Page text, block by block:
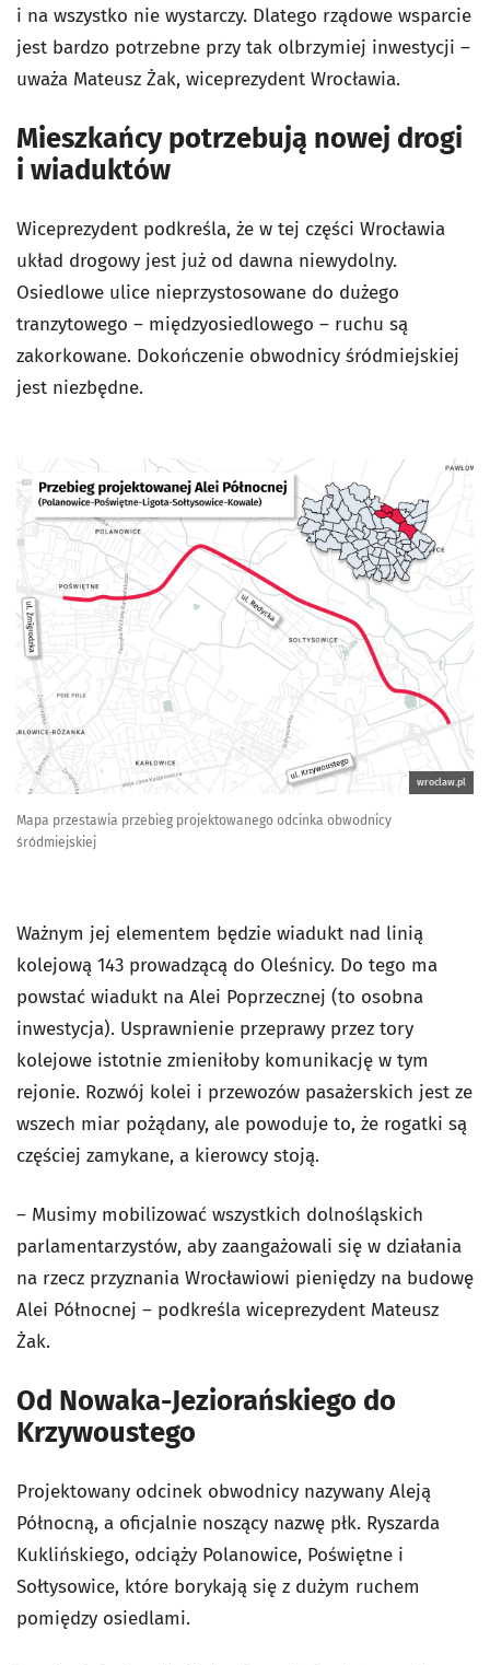
i na wszystko nie wystarczy. Dlatego rządowe wsparcie
jest bardzo potrzebne przy tak olbrzymiej inwestycji –
uważa Mateusz Żak, wiceprezydent Wrocławia.
Mieszkańcy potrzebują nowej drogi
i wiaduktów
Wiceprezydent podkreśla, że w tej części Wrocławia
układ drogowy jest już od dawna niewydolny.
Osiedlowe ulice nieprzystosowane do dużego
tranzytowego – międzyosiedlowego – ruchu są
zakorkowane. Dokończenie obwodnicy śródmiejskiej
jest niezbędne.
wroclaw.pl
Mapa przestawia przebieg projektowanego odcinka obwodnicy
śródmiejskiej
Ważnym jej elementem będzie wiadukt nad linią
kolejową 143 prowadzącą do Oleśnicy. Do tego ma
powstać wiadukt na Alei Poprzecznej (to osobna
inwestycja). Usprawnienie przeprawy przez tory
kolejowe istotnie zmieniłoby komunikację w tym
rejonie. Rozwój kolei i przewozów pasażerskich jest ze
wszech miar pożądany, ale powoduje to, że rogatki są
częściej zamykane, a kierowcy stoją.
– Musimy mobilizować wszystkich dolnośląskich
parlamentarzystów, aby zaangażowali się w działania
na rzecz przyznania Wrocławiowi pieniędzy na budowę
Alei Północnej – podkreśla wiceprezydent Mateusz
Żak.
Od Nowaka-Jeziorańskiego do
Krzywoustego
Projektowany odcinek obwodnicy nazywany Aleją
Północną, a oficjalnie noszący nazwę płk. Ryszarda
Kuklińskiego, odciąży Polanowice, Poświętne i
Sołtysowice, które borykają się z dużym ruchem
pomiędzy osiedlami.